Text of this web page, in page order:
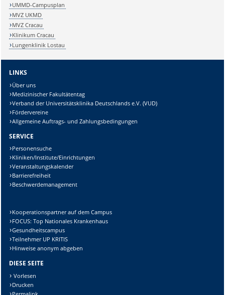
UMMD-Campusplan
MVZ UKMD
MVZ Cracau
Klinikum Cracau
Lungenklinik Lostau
LINKS
Über uns
Medizinischer Fakultätentag
Verband der Universitätsklinika Deutschlands e.V. (VUD)
Fördervereine
Allgemeine Auftrags- und Zahlungsbedingungen
SERVICE
Personensuche
Kliniken/Institute/Einrichtungen
Veranstaltungskalender
Barrierefreiheit
Beschwerdemanagement
Kooperationspartner auf dem Campus
FOCUS: Top Nationales Krankenhaus
Gesundheitscampus
Teilnehmer UP KRITIS
Hinweise anonym abgeben
DIESE SEITE
Vorlesen
Drucken